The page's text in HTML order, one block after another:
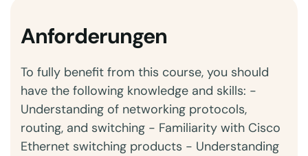
Anforderungen
To fully benefit from this course, you should
have the following knowledge and skills: -
Understanding of networking protocols,
routing, and switching - Familiarity with Cisco
Ethernet switching products - Understanding